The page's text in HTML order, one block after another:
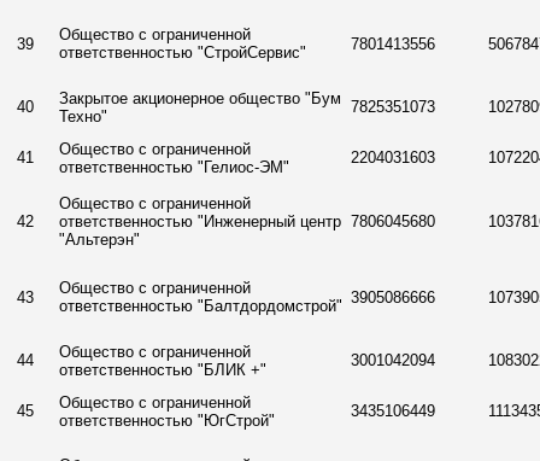
39
Общество с ограниченной
ответственностью "СтройСервис"
7801413556
40
Закрытое акционерное общество "Бум
Техно"
7825351073
41
Общество с ограниченной
ответственностью "Гелиос-ЭМ"
2204031603
42
Общество с ограниченной
ответственностью "Инженерный центр
"Альтерэн"
7806045680
43
Общество с ограниченной
ответственностью "Балтдордомстрой" 3905086666
44
Общество с ограниченной
ответственностью "БЛИК +"
3001042094
45
Общество с ограниченной
ответственностью "ЮгСтрой"
3435106449